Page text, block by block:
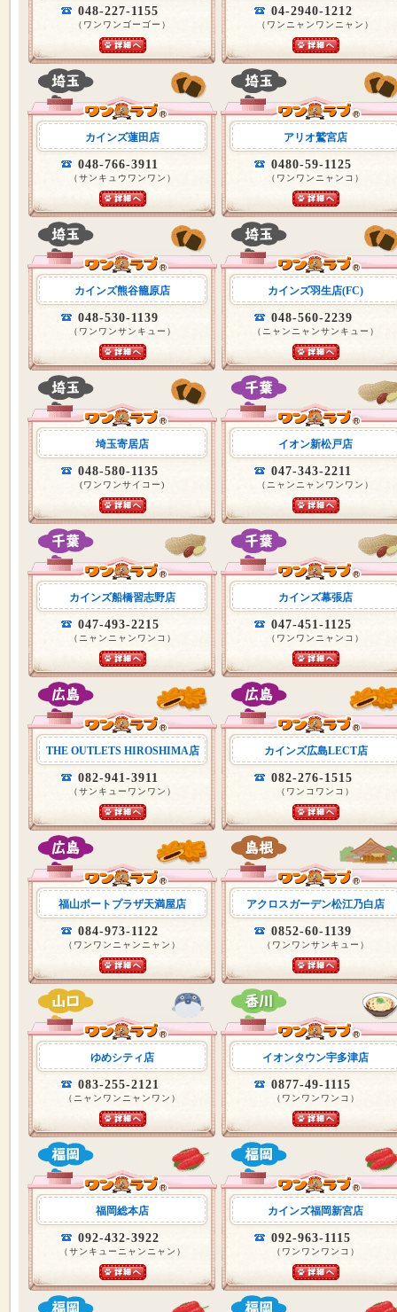
048-227-1155
（ワンワンゴーゴー）
04-2940-1212
（ワンニャンワンニャン）
カインズ蓮田店
048-766-3911
（サンキュウワンワン）
アリオ鷲宮店
0480-59-1125
（ワンワンニャンコ）
カインズ熊谷籠原店
048-530-1139
（ワンワンサンキュー）
カインズ羽生店(FC)
048-560-2239
（ニャンニャンサンキュー）
埼玉寄居店
048-580-1135
(ワンワンサイコー)
イオン新松戸店
047-343-2211
（ニャンニャンワンワン）
カインズ船橋習志野店
047-493-2215
（ニャンニャンワンコ）
カインズ幕張店
047-451-1125
（ワンワンニャンコ）
THE OUTLETS HIROSHIMA店
082-941-3911
（サンキューワンワン）
カインズ広島LECT店
082-276-1515
（ワンコワンコ）
福山ポートプラザ天満屋店
084-973-1122
（ワンワンニャンニャン）
アクロスガーデン松江乃白店
0852-60-1139
（ワンワンサンキュー）
ゆめシティ店
083-255-2121
（ニャンワンニャンワン）
イオンタウン宇多津店
0877-49-1115
（ワンワンワンコ）
福岡総本店
092-432-3922
（サンキューニャンニャン）
カインズ福岡新宮店
092-963-1115
（ワンワンワンコ）